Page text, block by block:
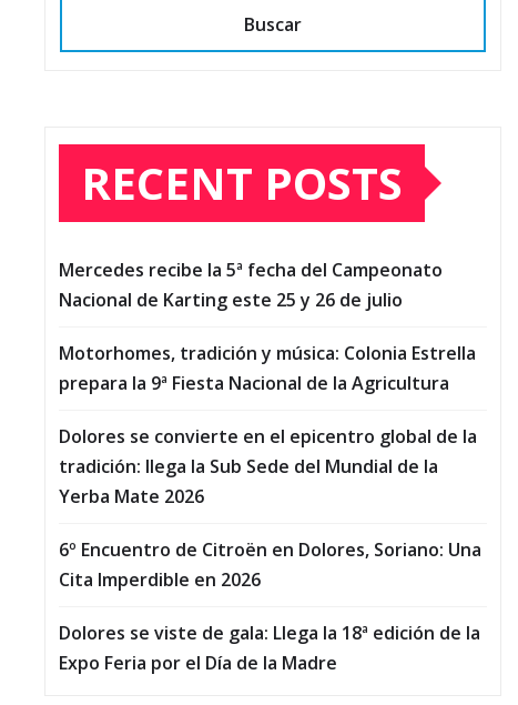
Buscar
RECENT POSTS
Mercedes recibe la 5ª fecha del Campeonato
Nacional de Karting este 25 y 26 de julio
Motorhomes, tradición y música: Colonia Estrella
prepara la 9ª Fiesta Nacional de la Agricultura
Dolores se convierte en el epicentro global de la
tradición: llega la Sub Sede del Mundial de la
Yerba Mate 2026
6º Encuentro de Citroën en Dolores, Soriano: Una
Cita Imperdible en 2026
Dolores se viste de gala: Llega la 18ª edición de la
Expo Feria por el Día de la Madre